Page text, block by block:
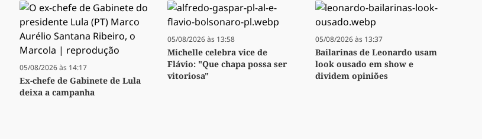
05/08/2026 às 14:17
Ex-chefe de Gabinete de Lula
deixa a campanha
05/08/2026 às 13:58
Michelle celebra vice de
Flávio: "Que chapa possa ser
vitoriosa"
05/08/2026 às 13:37
Bailarinas de Leonardo usam
look ousado em show e
dividem opiniões